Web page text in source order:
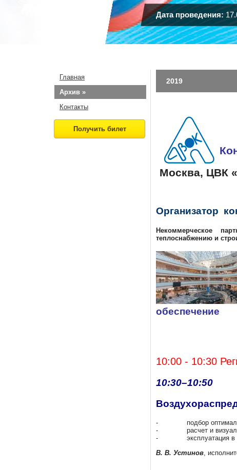
Дата проведения:
Главная
Архив »
Контакты
2019
Москва, ЦВК
Организатор
Некоммерческое
теплоснабжению и
обеспечение
10:00 - 10:30
10:30–10:50
- подбор оптимальной
- расчет и
- эксплуатация в
В. В. Устинов ,